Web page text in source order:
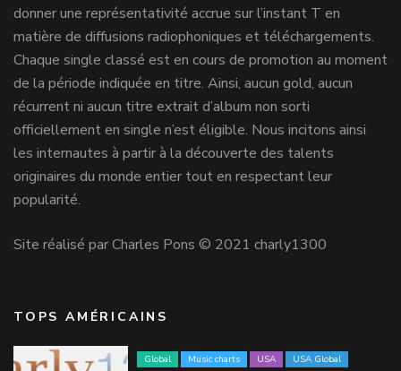
donner une représentativité accrue sur l’instant T en
matière de diffusions radiophoniques et téléchargements.
Chaque single classé est en cours de promotion au moment
de la période indiquée en titre. Ainsi, aucun gold, aucun
récurrent ni aucun titre extrait d’album non sorti
officiellement en single n’est éligible. Nous incitons ainsi
les internautes à partir à la découverte des talents
originaires du monde entier tout en respectant leur
popularité.
Site réalisé par Charles Pons © 2021 charly1300
TOPS AMÉRICAINS
Global Music charts USA USA Global